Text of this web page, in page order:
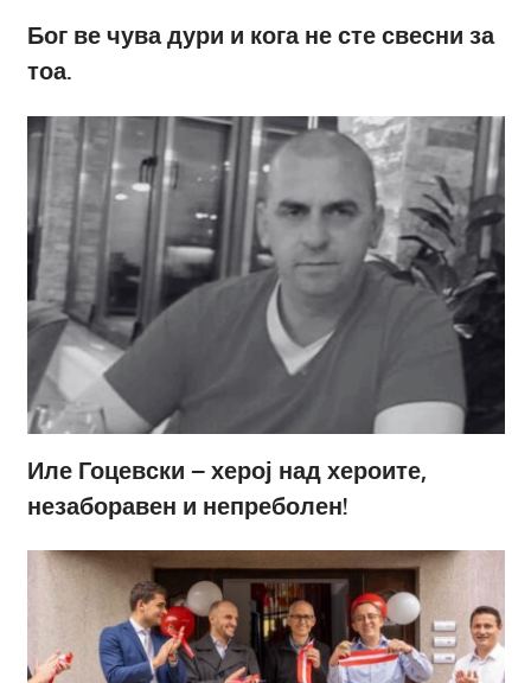
Бог ве чува дури и кога не сте свесни за
тоа.
Иле Гоцевски – херој над хероите,
незаборавен и непреболен!